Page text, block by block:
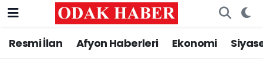
Resmi İlan Afyon Haberleri Ekonomi
AFYONKARAHİSAR HABERLERİ
Nöbetçi Eczaneler